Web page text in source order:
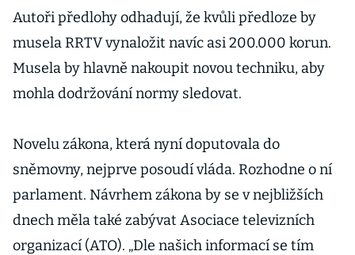
Autoři předlohy odhadují, že kvůli předloze by
musela RRTV vynaložit navíc asi 200.000 korun.
Musela by hlavně nakoupit novou techniku, aby
mohla dodržování normy sledovat.
Novelu zákona, která nyní doputovala do
sněmovny, nejprve posoudí vláda. Rozhodne o ní
parlament. Návrhem zákona by se v nejbližších
dnech měla také zabývat Asociace televizních
organizací (ATO). „Dle našich informací se tím